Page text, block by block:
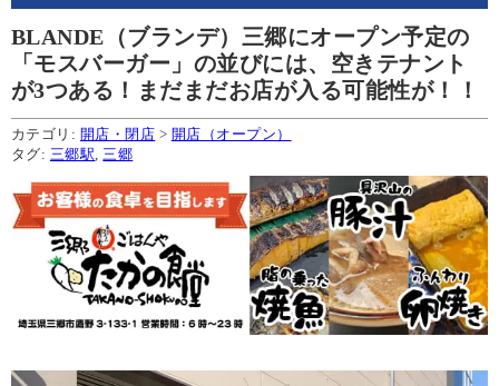
BLANDE（ブランデ）三郷にオープン予定の
「モスバーガー」の並びには、空きテナント
が3つある！まだまだお店が入る可能性が！！
カテゴリ: 開店・閉店 > 開店（オープン）
タグ: 三郷駅,三郷